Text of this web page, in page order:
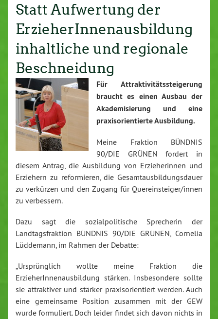
Statt Aufwertung der
ErzieherInnenausbildung
inhaltliche und regionale
Beschneidung
Für Attraktivitätssteigerung
braucht es einen Ausbau der
Akademisierung und eine
praxisorientierte Ausbildung.
Meine Fraktion BÜNDNIS
90/DIE GRÜNEN fordert in
diesem Antrag, die Ausbildung von Erzieherinnen und
Erziehern zu reformieren, die Gesamtausbildungsdauer
zu verkürzen und den Zugang für Quereinsteiger/innen
zu verbessern.
Dazu sagt die sozialpolitische Sprecherin der
Landtagsfraktion BÜNDNIS 90/DIE GRÜNEN, Cornelia
Lüddemann, im Rahmen der Debatte:
„Ursprünglich wollte meine Fraktion die
ErzieherInnenausbildung stärken. Insbesondere sollte
sie attraktiver und stärker praxisorientiert werden. Auch
eine gemeinsame Position zusammen mit der GEW
wurde formuliert. Doch leider findet sich davon nichts in